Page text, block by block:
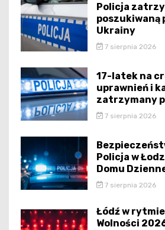
Policja
poszukiwaną
Ukrainy
7 sierpnia 2026
17-latek na
uprawnień i
zatrzymany
7 sierpnia 2026
Policja w
Domu
7 sierpnia 2026
Łódź w
Wolności